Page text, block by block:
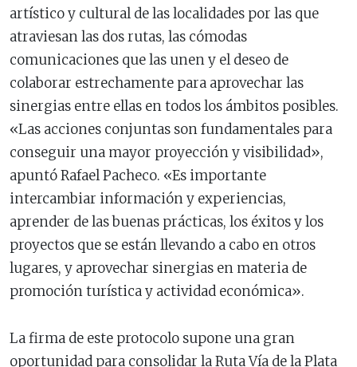
artístico y cultural de las localidades por las que
atraviesan las dos rutas, las cómodas
comunicaciones que las unen y el deseo de
colaborar estrechamente para aprovechar las
sinergias entre ellas en todos los ámbitos posibles.
«Las acciones conjuntas son fundamentales para
conseguir una mayor proyección y visibilidad»,
apuntó Rafael Pacheco. «Es importante
intercambiar información y experiencias,
aprender de las buenas prácticas, los éxitos y los
proyectos que se están llevando a cabo en otros
lugares, y aprovechar sinergias en materia de
promoción turística y actividad económica».
La firma de este protocolo supone una gran
oportunidad para consolidar la Ruta Vía de la Plata